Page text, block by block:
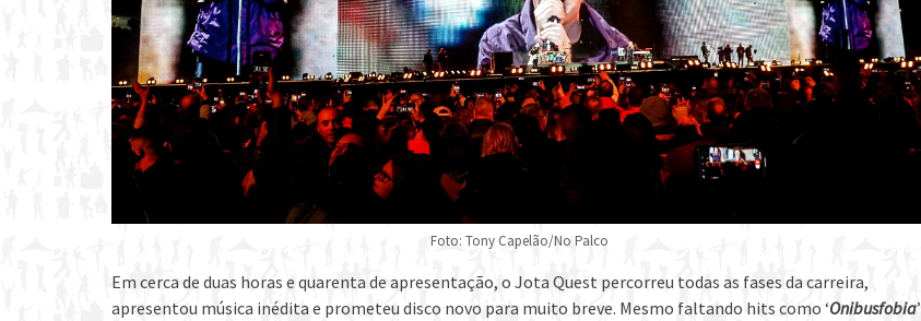
Foto: Tony Capelão/No Palco
Em cerca de duas horas e quarenta de apresentação, o Jota Quest percorreu todas as fases da carreira,
apresentou música inédita e prometeu disco novo para muito breve. Mesmo faltando hits como ‘Onibusfobia’